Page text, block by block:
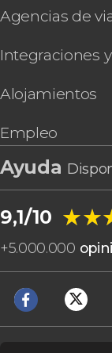
Agencias de
Integraciones y
Alojamientos
Empleo
Ayuda
9,1/10
+5.000.000